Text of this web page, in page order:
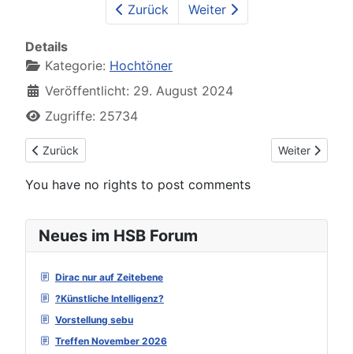
Neues im HSB Forum
Dirac nur auf Zeitebene
?Künstliche Intelligenz?
Vorstellung sebu
Treffen November 2026
Zurück Weiter
Details
Kategorie: Hochtöner
Veröffentlicht: 29. August 2024
Zugriffe: 25734
Vorheriger Beitrag: Visaton G25NDWG
Zurück Nächster
Weiter
You have no rights to post comments